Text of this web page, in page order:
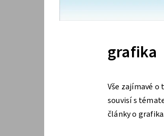
grafika
Vše zajímavé
souvisí s
články o grafika.